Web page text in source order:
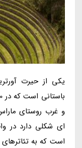
یکی از حیرت
و غرب روستای
ای شکلی دارد در
است که به